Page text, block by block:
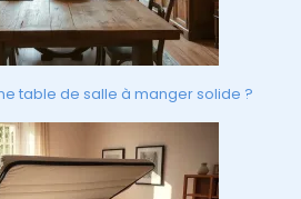
table de salle à manger solide ?